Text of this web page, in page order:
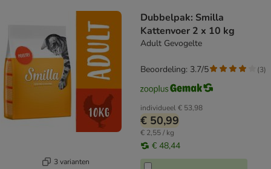
3 varianten
Dubbelpak: Smilla
Kattenvoer 2 x 10 kg
Adult Gevogelte
individueel€ 53,98
€ 50,99
€ 2,55 / kg
€ 48,44
Beoordeling: 3.7/5 (3)